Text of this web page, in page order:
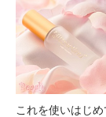
これを使いはじ